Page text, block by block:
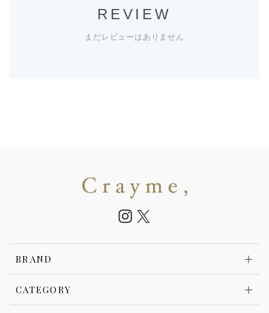
REVIEW
まだレビューはありません
BRAND
CATEGORY